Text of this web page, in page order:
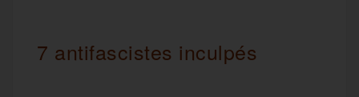
7 antifascistes inculpés